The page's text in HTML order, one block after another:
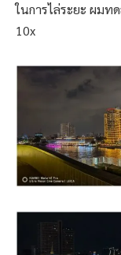
ในการไล่ระยะ ผมท
10x